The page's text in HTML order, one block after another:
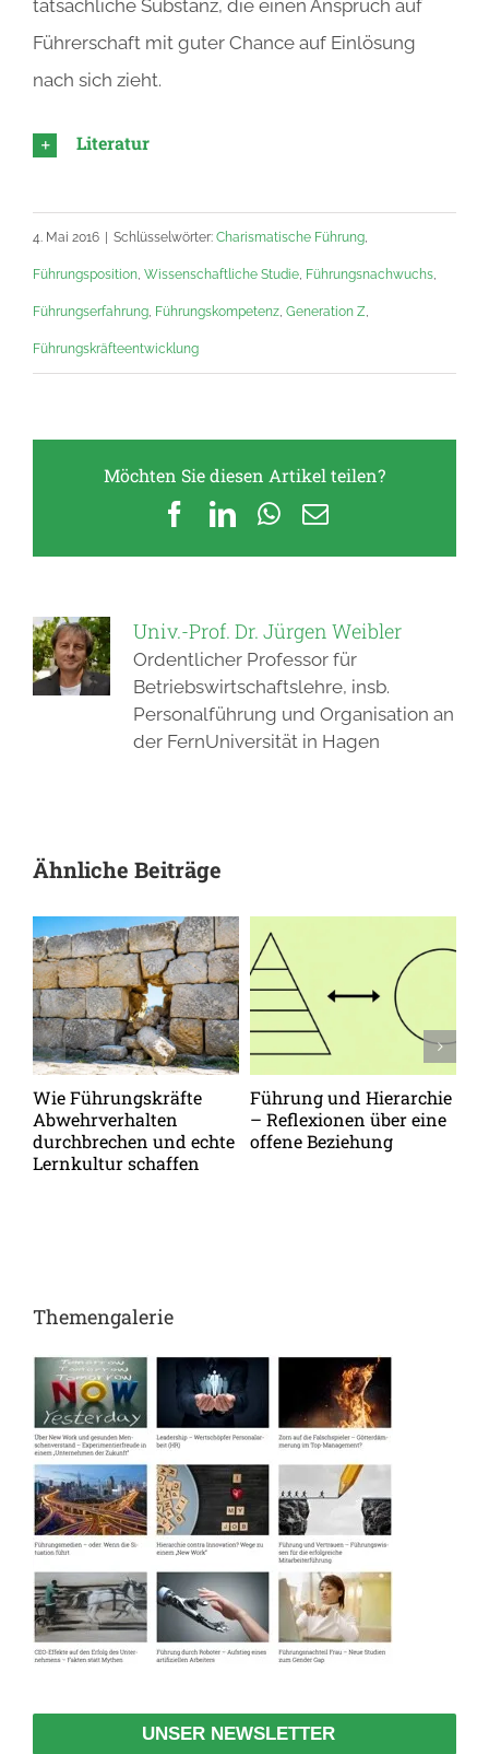
tatsächliche Substanz, die einen Anspruch auf
Führerschaft mit guter Chance auf Einlösung
nach sich zieht.
Literatur
4. Mai 2016 Schlüsselwörter: Charismatische Führung,
Führungsposition, Wissenschaftliche Studie, Führungsnachwuchs,
Führungserfahrung, Führungskompetenz, Generation Z,
Führungskräfteentwicklung
Möchten Sie diesen Artikel teilen?
Facebook
LinkedIn
WhatsApp
E-
Univ.-Prof. Dr. Jürgen Weibler
Ordentlicher Professor für
Betriebswirtschaftslehre, insb.
Personalführung und Organisation an
der FernUniversität in Hagen
Ähnliche Beiträge
Wie Führungskräfte
Abwehrverhalten
durchbrechen und echte
Lernkultur schaffen
Führung und Hierarchie
– Reflexionen über eine
offene Beziehung
Themengalerie
UNSER NEWSLETTER